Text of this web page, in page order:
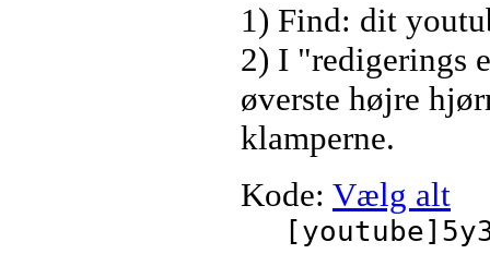
1) Find: dit
2) I "redigerings
øverste højre
klamperne.
Kode: Vælg alt